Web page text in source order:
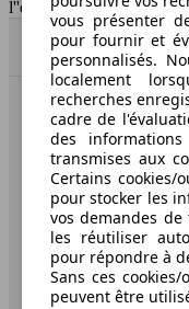
l''exactitude des
AutoScout24: la
voitures en Europe
AutoScout24
A propos
Conditions
vous présenter
pour fournir et
personnalisés.
localement
recherches
cadre de
des
transmises aux
Certains cookies/
pour stocker les
vos demandes
les réutiliser
pour répondre à
Sans ces
peuvent être